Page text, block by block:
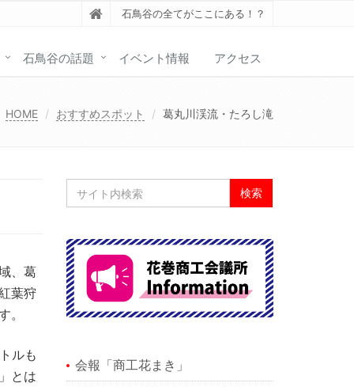
石鳥谷の全てがここにある！？
石鳥谷の話題 イベント情報 アクセス
HOME おすすめスポット 葛丸川渓流・たろし滝
、葛
葉狩
。
ルも
とは
会報「商工花まき」